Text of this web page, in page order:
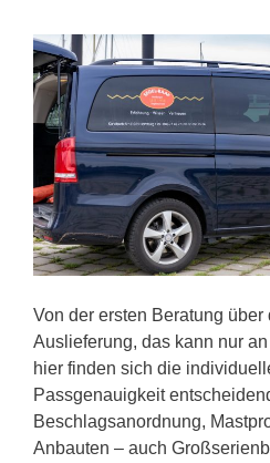
Von der ersten Beratung
Auslieferung, das kann nur
hier finden sich die
Passgenauigkeit
Beschlagsanordnung,
Anbauten – auch